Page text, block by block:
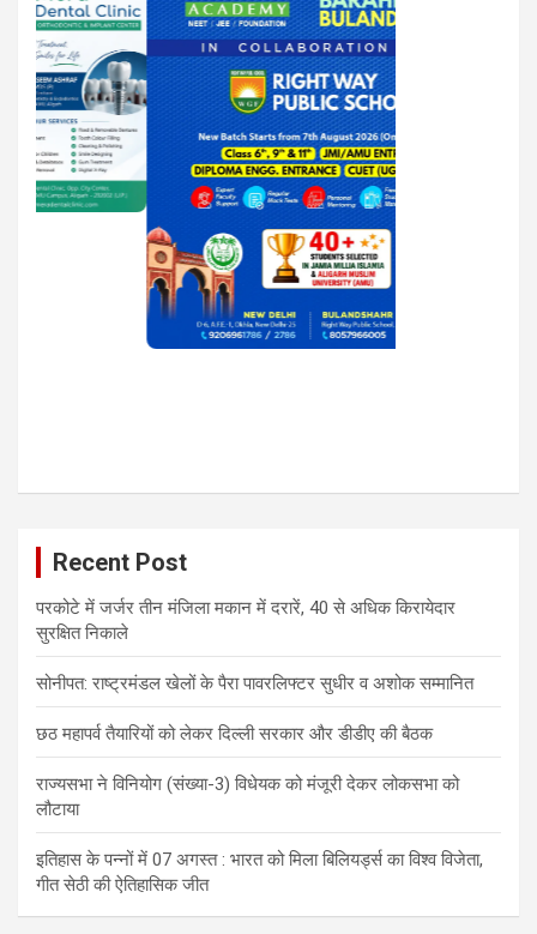
Recent Post
परकोटे में जर्जर तीन मंजिला मकान में दरारें, 40 से अधिक किरायेदार
सुरक्षित निकाले
सोनीपत: राष्ट्रमंडल खेलों के पैरा पावरलिफ्टर सुधीर व अशोक सम्मानित
छठ महापर्व तैयारियों को लेकर दिल्ली सरकार और डीडीए की बैठक
राज्यसभा ने विनियोग (संख्या-3) विधेयक को मंजूरी देकर लोकसभा को
लौटाया
इतिहास के पन्नों में 07 अगस्त : भारत को मिला बिलियर्ड्स का विश्व विजेता,
गीत सेठी की ऐतिहासिक जीत